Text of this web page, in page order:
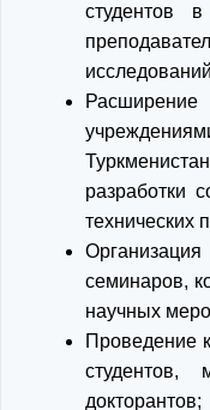
студентов
Расширение
разработки
технических
семинаров,
научных
Проведение
студентов,
докторантов;